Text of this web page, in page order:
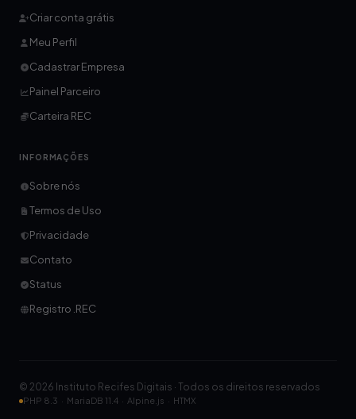
Criar conta grátis
Meu Perfil
Cadastrar Empresa
Painel Parceiro
Carteira REC
INFORMAÇÕES
Sobre nós
Termos de Uso
Privacidade
Contato
Status
Registro .REC
© 2026 Instituto Recifes Digitais · Todos os direitos reservados
PHP 8.3 · MariaDB 11.4 · Alpine.js · HTMX